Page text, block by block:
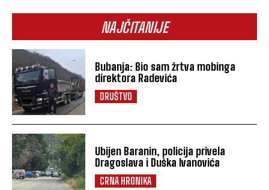
NAJČITANIJE
Bubanja: Bio sam žrtva mobinga
direktora Radevića
DRUŠTVO
Ubijen Baranin, policija privela
Dragoslava i Duška Ivanovića
CRNA HRONIKA